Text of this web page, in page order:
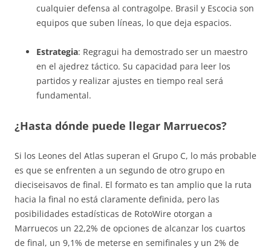
cualquier defensa al contragolpe. Brasil y Escocia son
equipos que suben líneas, lo que deja espacios.
Estrategia: Regragui ha demostrado ser un maestro
en el ajedrez táctico. Su capacidad para leer los
partidos y realizar ajustes en tiempo real será
fundamental.
¿Hasta dónde puede llegar Marruecos?
Si los Leones del Atlas superan el Grupo C, lo más probable
es que se enfrenten a un segundo de otro grupo en
dieciseisavos de final. El formato es tan amplio que la ruta
hacia la final no está claramente definida, pero las
posibilidades estadísticas de RotoWire otorgan a
Marruecos un 22,2% de opciones de alcanzar los cuartos
de final, un 9,1% de meterse en semifinales y un 2% de